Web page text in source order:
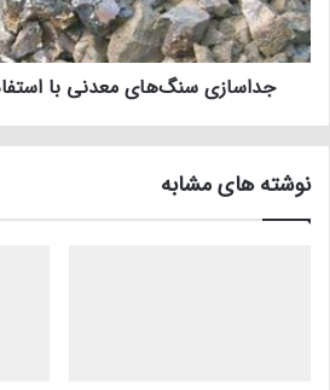
جداسازی سنگ‌های معدنی با
نوشته های مشابه